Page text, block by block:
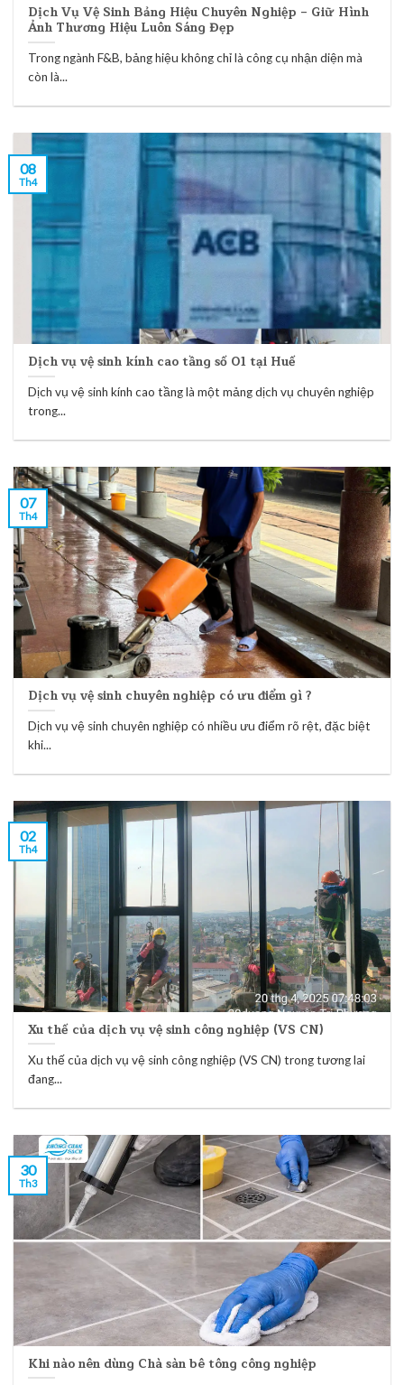
Dịch Vụ Vệ Sinh Bảng Hiệu Chuyên Nghiệp – Giữ Hình
Ảnh Thương Hiệu Luôn Sáng Đẹp
Trong ngành F&B, bảng hiệu không chỉ là công cụ nhận diện mà
còn là...
Dịch vụ vệ sinh kính cao tầng số 01 tại Huế
Dịch vụ vệ sinh kính cao tầng là một mảng dịch vụ chuyên nghiệp
trong...
08
Th4
Dịch vụ vệ sinh chuyên nghiệp có ưu điểm gì ?
Dịch vụ vệ sinh chuyên nghiệp có nhiều ưu điểm rõ rệt, đặc biệt
khi...
07
Th4
Xu thế của dịch vụ vệ sinh công nghiệp (VS CN)
Xu thế của dịch vụ vệ sinh công nghiệp (VS CN) trong tương lai
đang...
02
Th4
Khi nào nên dùng Chà sàn bê tông công nghiệp
30
Th3